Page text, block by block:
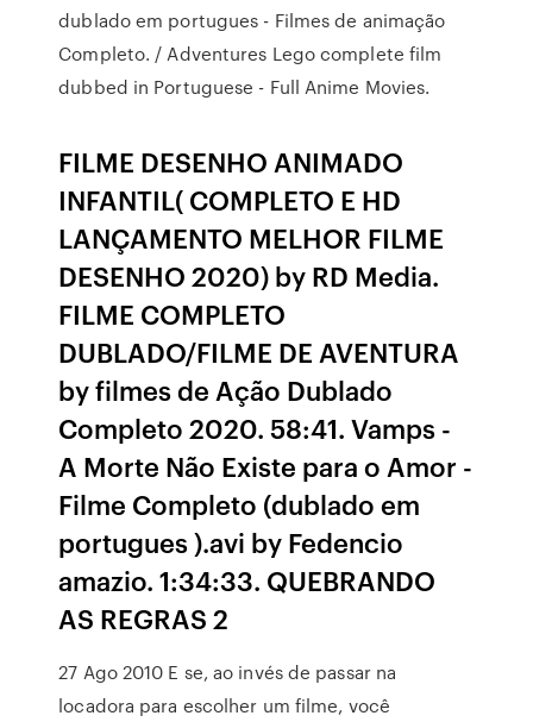
dublado em portugues - Filmes de animação
Completo. / Adventures Lego complete film
dubbed in Portuguese - Full Anime Movies.
FILME DESENHO ANIMADO
INFANTIL( COMPLETO E HD
LANÇAMENTO MELHOR FILME
DESENHO 2020) by RD Media.
FILME COMPLETO
DUBLADO/FILME DE AVENTURA
by filmes de Ação Dublado
Completo 2020. 58:41. Vamps -
A Morte Não Existe para o Amor -
Filme Completo (dublado em
portugues ).avi by Fedencio
amazio. 1:34:33. QUEBRANDO
AS REGRAS 2
27 Ago 2010 E se, ao invés de passar na
locadora para escolher um filme, você